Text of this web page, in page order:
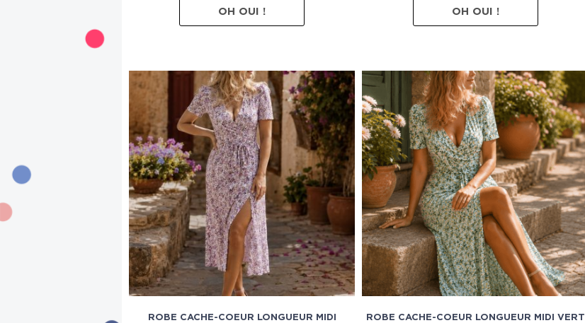
OH OUI ! OH OUI !
ROBE CACHE-COEUR LONGUEUR MIDI
ROBE CACHE-COEUR LONGUEUR MIDI VERT